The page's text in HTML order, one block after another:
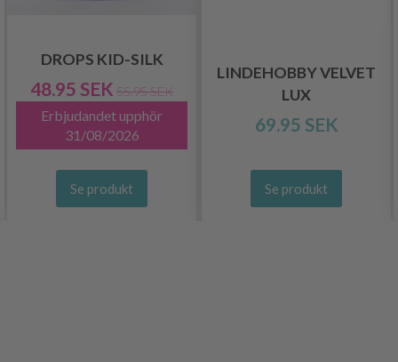
DROPS KID-SILK
48.95 SEK 55.95 SEK
Erbjudandet upphör
31/08/2026
Se produkt
LINDEHOBBY VELVET
LUX
69.95 SEK
Se produkt